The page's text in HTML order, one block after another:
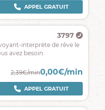
APPEL GRATUIT
3797
interpréte de rêve le
avez besoin.
2,39€/min0,00€/min
APPEL GRATUIT